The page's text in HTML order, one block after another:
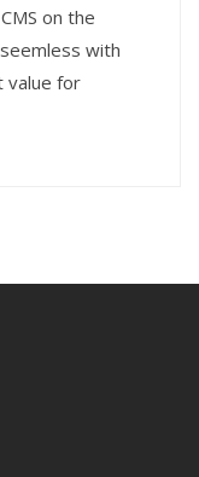
on the
with
value for